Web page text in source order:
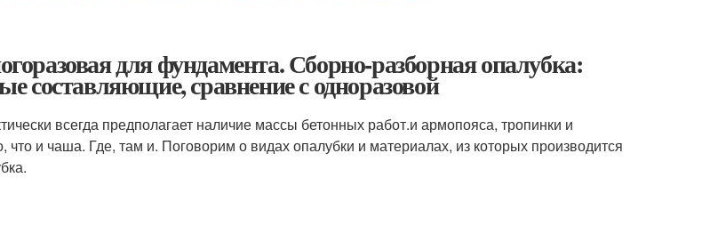
для фундамента. Сборно-разборная опалубка:
составляющие, сравнение с одноразовой
всегда предполагает наличие массы бетонных работ.и армопояса, тропинки и
и чаша. Где, там и. Поговорим о видах опалубки и материалах, из которых производится